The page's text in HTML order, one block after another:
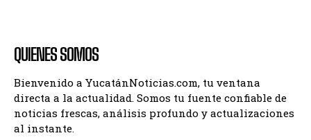
QUIENES SOMOS
Bienvenido a YucatánNoticias.com, tu ventana
directa a la actualidad. Somos tu fuente confiable de
noticias frescas, análisis profundo y actualizaciones
al instante.